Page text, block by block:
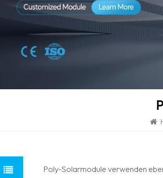
Poly-Solarmodule verwenden